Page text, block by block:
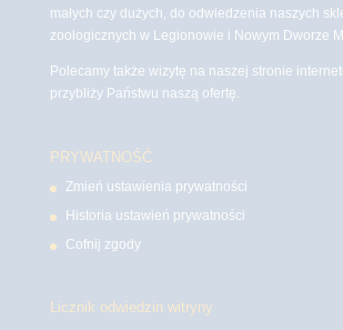
małych czy dużych, do odwiedzenia naszych
zoologicznych w Legionowie i Nowym Dworze
Polecamy także wizytę na naszej stronie
przybliży Państwu naszą ofertę.
PRYWATNOŚĆ
Zmień ustawienia prywatności
Historia ustawień prywatności
Cofnij zgody
Licznik odwiedzin witryny